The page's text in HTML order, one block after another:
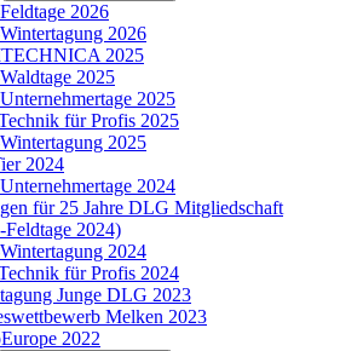
2026
2026
2025
2025
2025
für Profis 2025
2025
2024
2024
für 25 Jahre DLG Mitgliedschaft
2024)
2024
für Profis 2024
Junge DLG 2023
Melken 2023
2022